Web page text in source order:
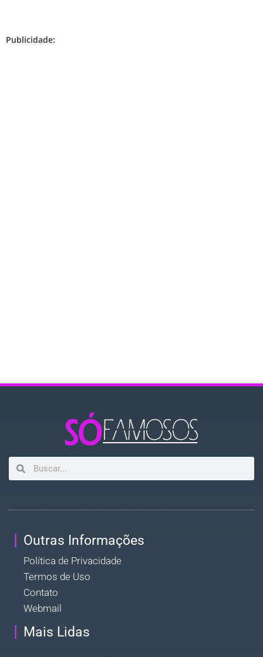
Publicidade:
Outras Informações
Política de Privacidade
Termos de Uso
Contato
Webmail
Mais Lidas